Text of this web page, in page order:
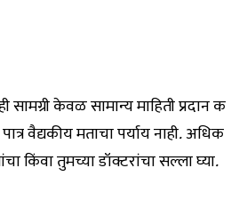
सामग्रीकेवळसामान्यमाहितीप्रदानक
पात्रवैद्यकीयमताचापर्यायनाही.अधिक
किंवातुमच्याडॉक्टरांचासल्लाघ्या.